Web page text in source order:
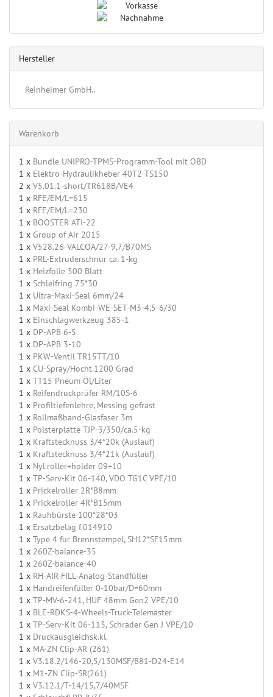
Hersteller
Reinheimer GmbH..
Warenkorb
1 x Bundle UNIPRO-TPMS-Programm-Tool mit OBD
1 x Elektro-Hydraulikheber 40T2-TS150
2 x V5.01.1-short/TR618B/VE4
1 x RFE/EM/L=615
1 x RFE/EM/L=230
1 x BOOSTER ATI-22
1 x Group of Air 2015
1 x V528.26-VALCOA/27-9,7/B70MS
1 x PRL-Extruderschnur ca. 1-kg
1 x Heizfolie 500 Blatt
1 x Schleifring 75*30
1 x Ultra-Maxi-Seal 6mm/24
1 x Maxi-Seal Kombi-WE-SET-M3-4,5-6/30
1 x Einschlagwerkzeug 385-1
1 x DP-APB 6-5
1 x DP-APB 3-10
1 x PKW-Ventil TR15TT/10
1 x CU-Spray/Hocht.1200 Grad
1 x TT15 Pneum Öl/Liter
1 x Reifendruckprüfer RM/10S-6
1 x Profiltiefenlehre, Messing gefräst
1 x Rollmaßband-Glasfaser 3m
1 x Polsterplatte TJP-3/350/ca.5-kg
1 x Kraftstecknuss 3/4*20k (Auslauf)
1 x Kraftstecknuss 3/4*21k (Auslauf)
1 x Nyl.roller+holder 09+10
1 x TP-Serv-Kit 06-140, VDO TG1C VPE/10
1 x Prickelroller 2R*B8mm
1 x Prickelroller 4R*B15mm
1 x Rauhbürste 100*28*03
1 x Ersatzbelag f.014910
1 x Type 4 für Brennstempel, SH12*SF15mm
1 x 260Z-balance-35
1 x 260Z-balance-40
1 x RH-AIR-FILL-Analog-Standfüller
1 x Handreifenfüller 0-10bar/D=60mm
1 x TP-MV-6-241, HUF 48mm Gen2 VPE/10
1 x BLE-RDKS-4-Wheels-Truck-Telemaster
1 x TP-Serv-Kit 06-113, Schrader Gen J VPE/10
1 x Druckausgleichsk.kl.
1 x MA-ZN Clip-AR (261)
1 x V3.18.2/146-20,5/130MSF/B81-D24-E14
1 x M1-ZN Clip-SR(261)
1 x V3.12.1/T-14/15,7/40MSF